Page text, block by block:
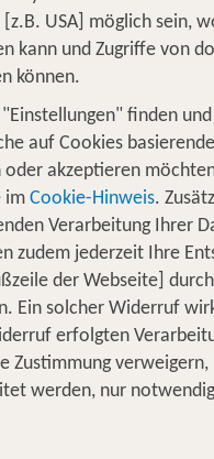
Hotel
Boutique and Suites
% Weiterempfehlung
USA] möglich sein,
kann und Zugriffe von
können.
finden und
auf Cookies
oder akzeptieren
im Cookie-Hinweis.
Verarbeitung Ihrer
zudem jederzeit Ihre
der Webseite] durch
Ein solcher Widerruf
erfolgten
Zustimmung verweigern,
werden, nur